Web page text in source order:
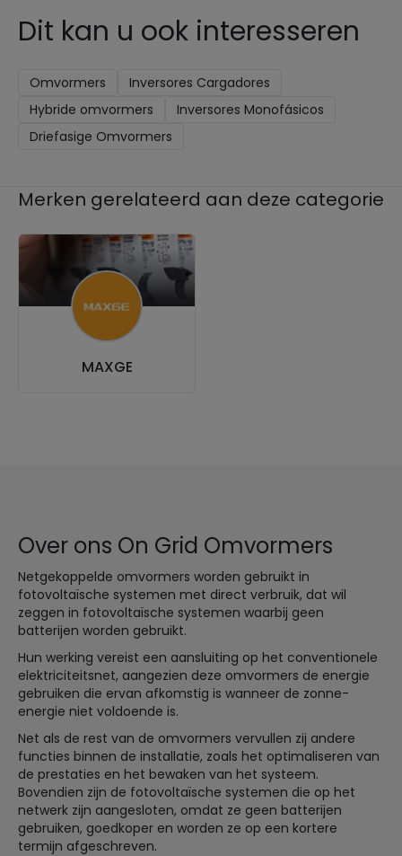
Dit kan u ook interesseren
Omvormers
Inversores Cargadores
Hybride omvormers
Inversores Monofásicos
Driefasige Omvormers
Merken gerelateerd aan deze categorie
MAXGE
Over ons On Grid Omvormers
Netgekoppelde omvormers worden gebruikt in
fotovoltaïsche systemen met direct verbruik, dat wil
zeggen in fotovoltaïsche systemen waarbij geen
batterijen worden gebruikt.
Hun werking vereist een aansluiting op het conventionele
elektriciteitsnet, aangezien deze omvormers de energie
gebruiken die ervan afkomstig is wanneer de zonne-
energie niet voldoende is.
Net als de rest van de omvormers vervullen zij andere
functies binnen de installatie, zoals het optimaliseren van
de prestaties en het bewaken van het systeem.
Bovendien zijn de fotovoltaïsche systemen die op het
netwerk zijn aangesloten, omdat ze geen batterijen
gebruiken, goedkoper en worden ze op een kortere
termijn afgeschreven.